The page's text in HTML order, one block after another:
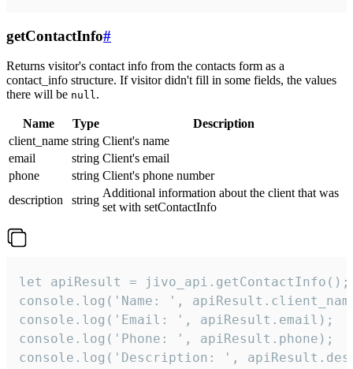
getContactInfo#
Returns visitor's contact info from the contacts form as a
contact_info structure. If visitor didn't fill in some fields, the values
there will be null.
Name Type
Description
client_name string Client's name
email
string Client's email
phone
string Client's phone number
description
string
Additional information about the client that was
set with setContactInfo
let apiResult = jivo_api.getContactInfo();
console.log('Name: ',
console.log('Email: ', apiResult.email);
console.log('Phone: ', apiResult.phone);
console.log('Description: ',